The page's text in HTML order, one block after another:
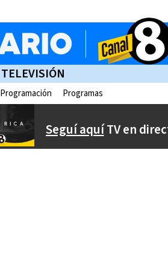
TELEVISIÓN
Programación Programas
Seguí aquíTV en